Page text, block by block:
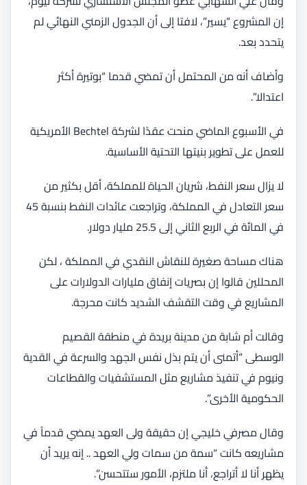
إن المشروع “يسير”، لافتا إلى أن الجدول الزمني النهائي لم
يتحدد بعد.
وأضاف أنه من المحتمل أن تمضي قدما “بوتيرة أكثر
اعتدالا”.
في الأسبوع الماضي منحت عقدًا لشركة Bechtel الأمريكية
للعمل على تطوير بنيتها التحتية الأساسية.
لا يزال سعر النفط، شريان الحياة للمملكة، أقل بكثير من
سعر التعادل في المملكة، وتراجعت عائدات النفط بنسبة 45
في المائة في الربع الثاني إلى 25.5 مليار دولار.
هناك مساحة صغيرة للنقاش النقدي في المملكة ، لكن
المحللين قالوا إن بصريات إنفاق مليارات الدولارات على
المشاريع في وقت التقشف الشديد كانت محرجة.
وقالت أم شابة من مدينة بريدة في منطقة القصيم
الوسطى “أتمنى أن يتم بذل نفس الجهد والسرعة في القدية
ونيوم في تنفيذ مشاريع مثل المستشفيات والقطاعات
الحكومية الأخرى”.
وقال مصرفي خليجي إن حقيقة ولى العهد يمضي قدماً في
مشاريعه كانت “سمة من سمات ولي العهد .. إنه يريد أن
يظهر أنا لا أتراجع، أنا ملتزم، الأمور ستتحسن”.